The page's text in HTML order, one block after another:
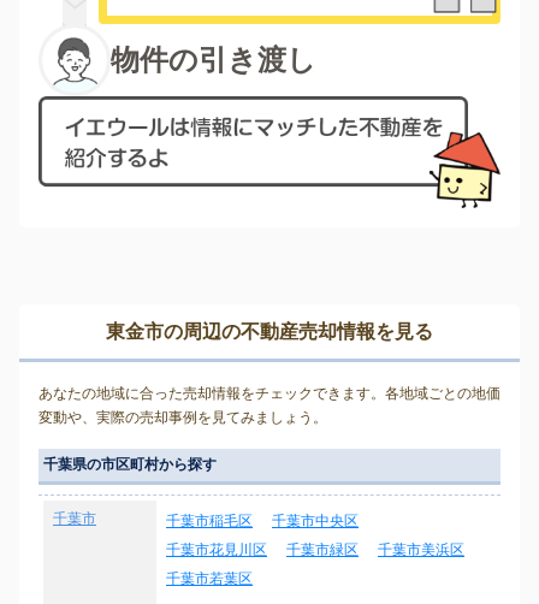
物件の引き渡し
東金市の周辺の不動産売却情報を見る
あなたの地域に合った売却情報をチェックできます。各地域ごとの地価
変動や、実際の売却事例を見てみましょう。
千葉県の市区町村から探す
千葉市 千葉市稲毛区
千葉市中央区
千葉市花見川区
千葉市緑区
千葉市美浜区
千葉市若葉区